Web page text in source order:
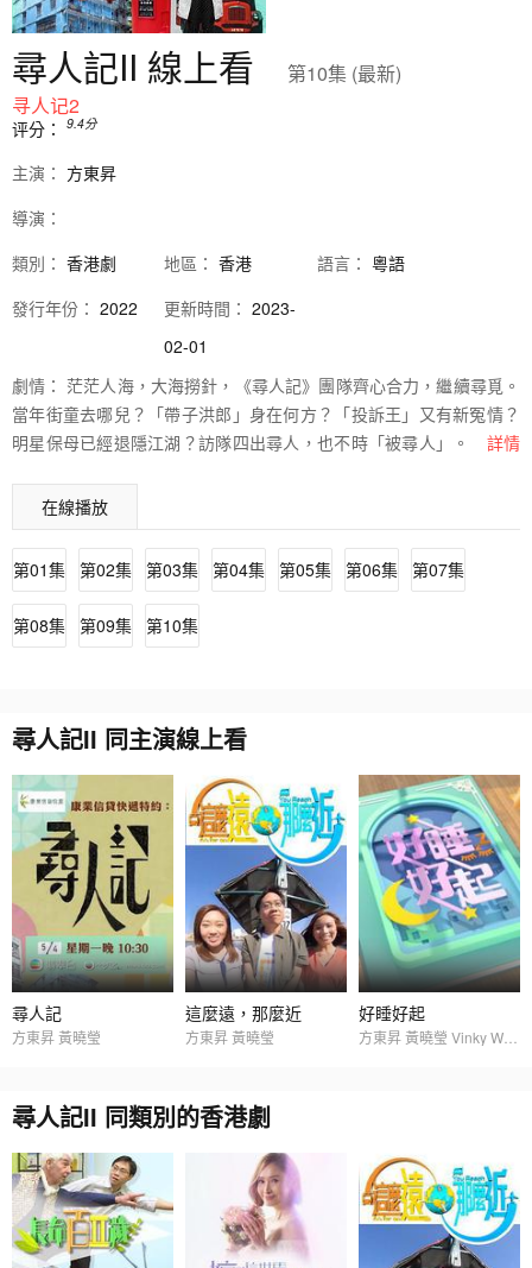
尋人記II 線上看
第10集 (最新)
寻人记2
评分： 9.4分
主演： 方東昇
導演：
類別： 香港劇 地區： 香港 語言： 粵語
發行年份： 2022 更新時間： 2023-
02-01
劇情： 茫茫人海，大海撈針，《尋人記》團隊齊心合力，繼續尋覓。
當年街童去哪兒？「帶子洪郎」身在何方？「投訴王」又有新冤情？
明星保母已經退隱江湖？訪隊四出尋人，也不時「被尋人」。有當事
人生就是尋尋覓覓，尋尋覓覓要花很多氣 力，往往找不到，偶爾尋到
寶。《尋人記II》和大家一起見證成果，體驗「白果」，嘗盡人生百
味，尋回更多「人‧情‧味」。
詳情
在線播放
第01集 第02集 第03集 第04集 第05集 第06集 第07集
第08集 第09集 第10集
尋人記II 同主演線上看
尋人記
方東昇 黃曉瑩
這麼遠，那麼近
方東昇 黃曉瑩
好睡好起
方東昇 黃曉瑩 Vinky Wong
尋人記II 同類別的香港劇